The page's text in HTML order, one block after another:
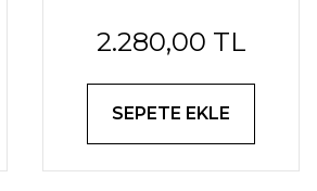
2.280,00 TL
SEPETE EKLE